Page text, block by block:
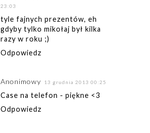
23:03
tyle fajnych prezentów, eh
gdyby tylko mikołaj był kilka
razy w roku ;)
Odpowiedz
Anonimowy 13 grudnia 2013 00:25
Case na telefon - piękne <3
Odpowiedz